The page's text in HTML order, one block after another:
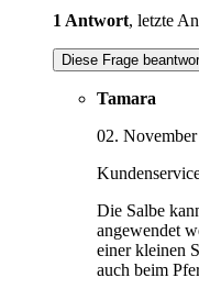
1 Antwort, letzte
Diese Frage
Tamara
02.
Die Salbe
angewendet
einer kleinen
auch beim